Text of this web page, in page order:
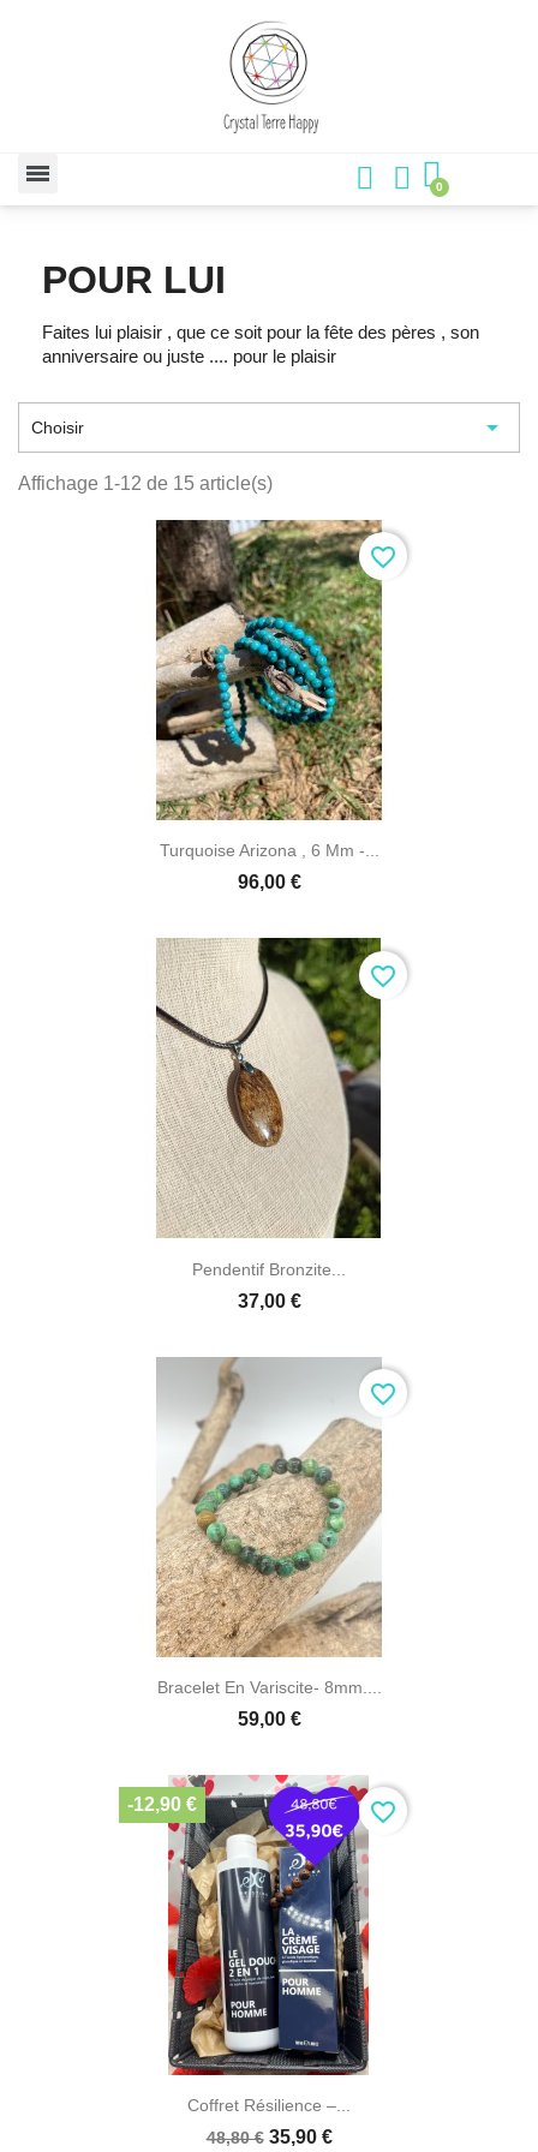
POUR LUI
Faites lui plaisir , que ce soit pour la fête des pères , son
anniversaire ou juste .... pour le plaisir
Choisir 
Affichage 1-12 de 15 article(s)
Turquoise Arizona , 6 Mm -...
96,00 €
favorite_border
Pendentif Bronzite...
37,00 €
favorite_border
Bracelet En Variscite- 8mm....
59,00 €
favorite_border
Coffret Résilience –...
48,80 € 35,90 €
-12,90 € favorite_border